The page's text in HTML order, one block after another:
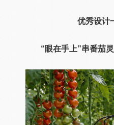
优秀设计
“眼在手上”串番茄